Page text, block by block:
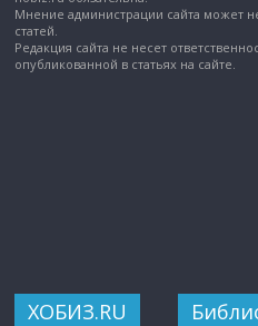
Мнение администрации сайта может
статей.
Редакция сайта не несет
опубликованной в статьях на сайте.
ХОБИЗ.RU